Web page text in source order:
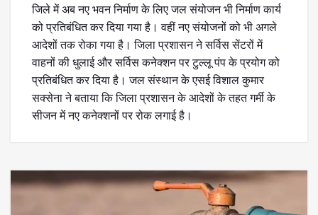
जिले में अब नए भवन निर्माण के लिए जल संयोजन भी निर्माण कार्य
को प्रतिबंधित कर दिया गया है। वहीं नए संयोजनों को भी अगले
आदेशों तक रोका गया है। जिला प्रशासन ने सर्विस सेंटरों में
वाहनों की धुलाई और सर्विस कनेक्शन पर टुल्लू पंप के प्रयोग को
प्रतिबंधित कर दिया है। जल संस्थान के एसई विशाल कुमार
सक्सेना ने बताया कि जिला प्रशासन के आदेशों के तहत गर्मी के
सीजन में नए कनेक्शनों पर रोक लगाई है।